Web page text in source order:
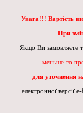
Увага!!! Вартість
При
Якщо Ви замовляєте
меньше то
для уточнення
електронної версії